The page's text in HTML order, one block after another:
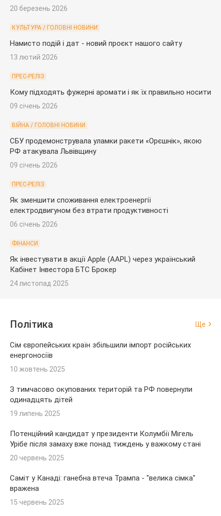
20 березень 2026
КУЛЬТУРА / ГОЛОВНІ НОВИНИ
Намисто подій і дат - новий проєкт нашого сайту
13 лютий 2026
ПРЕС-РЕЛІЗ
Кому підходять фужерні аромати і як їх правильно носити
09 січень 2026
ВІЙНА / ГОЛОВНІ НОВИНИ
СБУ продемонструвала уламки ракети «Орєшнік», якою
РФ атакувала Львівщину
09 січень 2026
ПРЕС-РЕЛІЗ
Як зменшити споживання електроенергії
електродвигуном без втрати продуктивності
06 січень 2026
ФІНАНСИ
Як інвестувати в акції Apple (AAPL) через український
Кабінет Інвестора БТС Брокер
24 листопад 2025
Політика Ще
Сім європейських країн збільшили імпорт російських
енергоносіїв
10 жовтень 2025
З тимчасово окупованих територій та РФ повернули
одинадцять дітей
19 липень 2025
Потенційний кандидат у президенти Колумбії Мігель
Урібе після замаху вже понад тиждень у важкому стані
20 червень 2025
Саміт у Канаді: ганебна втеча Трампа - "велика сімка"
вражена
15 червень 2025